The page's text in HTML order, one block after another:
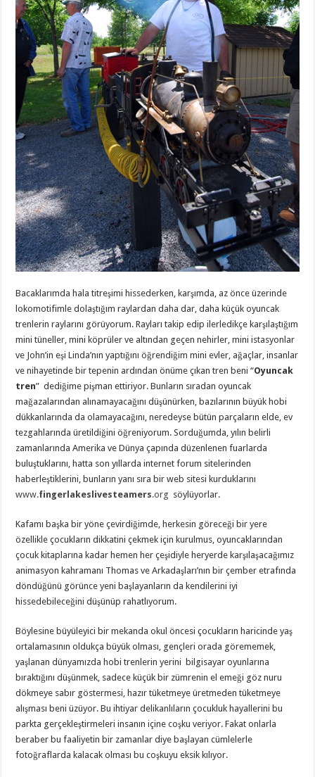
Bacaklarımda hala titreşimi hissederken, karşımda, az önce üzerinde
lokomotifimle dolaştığım raylardan daha dar, daha küçük oyuncak
trenlerin raylarını görüyorum. Rayları takip edip ilerledikçe karşılaştığım
mini tüneller, mini köprüler ve altından geçen nehirler, mini istasyonlar
ve John’in eşi Linda’nın yaptığını öğrendiğim mini evler, ağaçlar, insanlar
ve nihayetinde bir tepenin ardından önüme çıkan tren beni “Oyuncak
tren” dediğime pişman ettiriyor. Bunların sıradan oyuncak
mağazalarından alınamayacağını düşünürken, bazılarının büyük hobi
dükkanlarında da olamayacağını, neredeyse bütün parçaların elde, ev
tezgahlarında üretildiğini öğreniyorum. Sorduğumda, yılın belirli
zamanlarında Amerika ve Dünya çapında düzenlenen fuarlarda
buluştuklarını, hatta son yıllarda internet forum sitelerinden
haberleştiklerini, bunların yanı sıra bir web sitesi kurduklarını
www.fingerlakeslivesteamers.org söylüyorlar.
Kafamı başka bir yöne çevirdiğimde, herkesin göreceği bir yere
özellikle çocukların dikkatini çekmek için kurulmus, oyuncaklarından
çocuk kitaplarına kadar hemen her çeşidiyle heryerde karşılaşacağımız
animasyon kahramanı Thomas ve Arkadaşları’nın bir çember etrafında
döndüğünü görünce yeni başlayanların da kendilerini iyi
hissedebileceğini düşünüp rahatlıyorum.
Böylesine büyüleyici bir mekanda okul öncesi çocukların haricinde yaş
ortalamasının oldukça büyük olması, gençleri orada görememek,
yaşlanan dünyamızda hobi trenlerin yerini bilgisayar oyunlarına
bıraktığını düşünmek, sadece küçük bir zümrenin el emeği göz nuru
dökmeye sabır göstermesi, hazır tüketmeye üretmeden tüketmeye
alışması beni üzüyor. Bu ihtiyar delikanlıların çocukluk hayallerini bu
parkta gerçekleştirmeleri insanın içine coşku veriyor. Fakat onlarla
beraber bu faaliyetin bir zamanlar diye başlayan cümlelerle
fotoğraflarda kalacak olması bu coşkuyu eksik kılıyor.